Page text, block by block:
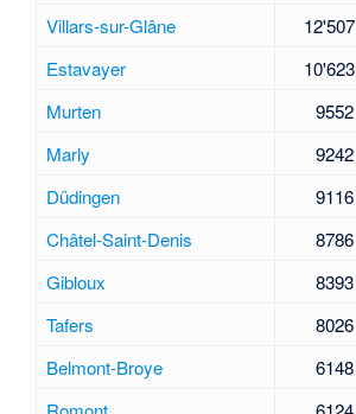
Villars-sur-Glâne
12'507
Estavayer
10'623
Murten
9552
Marly
9242
Düdingen
9116
Châtel-Saint-Denis
8786
Gibloux
8393
Tafers
8026
Belmont-Broye
6148